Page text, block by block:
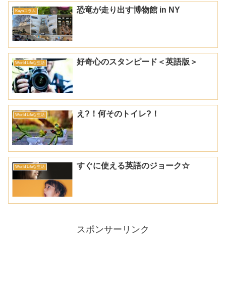
Kayoコラム 恐竜が走り出す博物館 in NY
World Lifeな生活 好奇心のスタンピード＜英語版＞
World Lifeな生活 え?！何そのトイレ?！
World Lifeな生活 すぐに使える英語のジョーク☆
スポンサーリンク